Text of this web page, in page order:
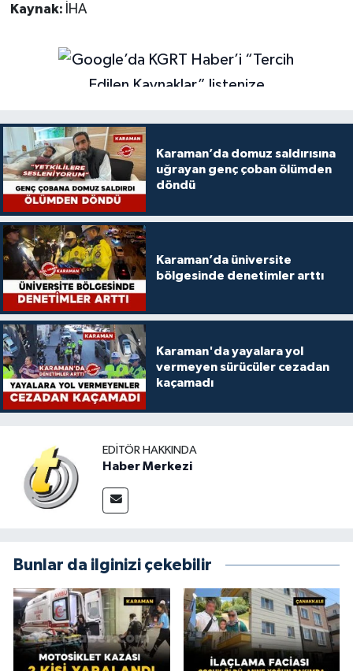
Kaynak: İHA
Karaman’da domuz saldırısına
uğrayan genç çoban ölümden
döndü
Karaman’da üniversite
bölgesinde denetimler arttı
Karaman'da yayalara yol
vermeyen sürücüler cezadan
kaçamadı
EDITÖR HAKKINDA
Haber Merkezi
Bunlar da ilginizi çekebilir